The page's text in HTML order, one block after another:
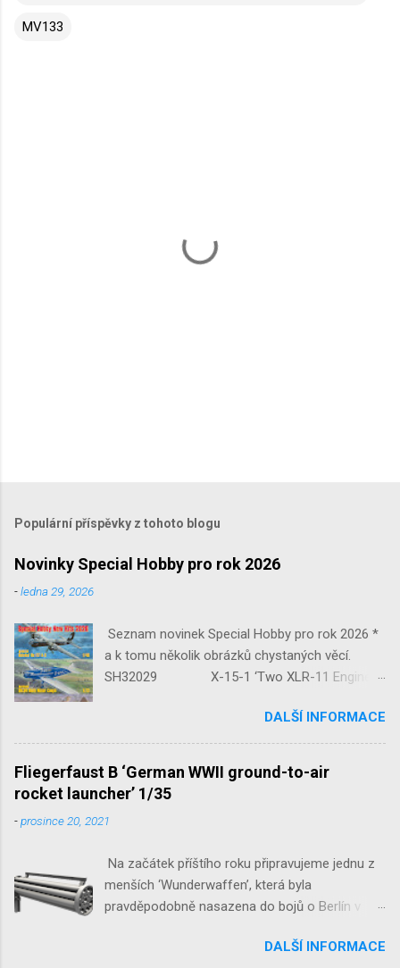
MV133
Populární příspěvky z tohoto blogu
Novinky Special Hobby pro rok 2026
-ledna 29, 2026
Seznam novinek Special Hobby pro rok 2026 *
a k tomu několik obrázků chystaných věcí.
SH32029 X-15-1 ‘Two XLR-11 Engines’
‘Guardians of Sion’ 1/32 SH32092
JB-2 Loon ‘US Version of V-1 Missile’
1/32 1/32 SH48052 Seafire
Mk.III 1/48 reissue SH48160
Baltimore Mk.I 1/48 ...
DALŠÍ INFORMACE
Fliegerfaust B ‘German WWII ground-to-air
rocket launcher’ 1/35
-prosince 20, 2021
Na začátek příštího roku připravujeme jednu z
menších ‘Wunderwaffen’, která byla
pravděpodobně nasazena do bojů o Berlín v
raketovou protiletadlovou zbraň. V setu 3148
DALŠÍ INFORMACE